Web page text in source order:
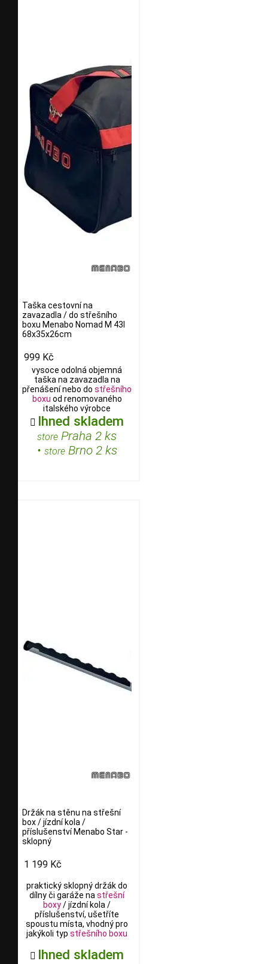
Taška cestovní na
zavazadla / do střešního
boxu Menabo Nomad M 43l
68x35x26cm
999 Kč
vysoce odolná objemná
taška na zavazadla na
přenášení nebo do střešního
boxu od renomovaného
italského výrobce
 Ihned skladem
store Praha 2 ks
• storeBrno 2 ks
Držák na stěnu na střešní
box / jízdní kola /
příslušenství Menabo Star -
sklopný
1 199 Kč
praktický sklopný držák do
dílny či garáže na střešní
boxy/ jízdní kola /
příslušenství, ušetříte
spoustu místa, vhodný pro
jakýkoli typ střešního boxu
 Ihned skladem